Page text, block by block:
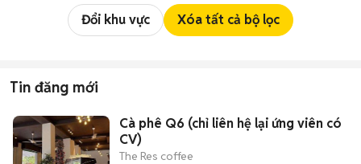
Đổi khu vực Xóa tất cả bộ lọc
Tin đăng mới
Cà phê Q6 (chỉ liên hệ lại ứng viên có
CV)
The Res coffee